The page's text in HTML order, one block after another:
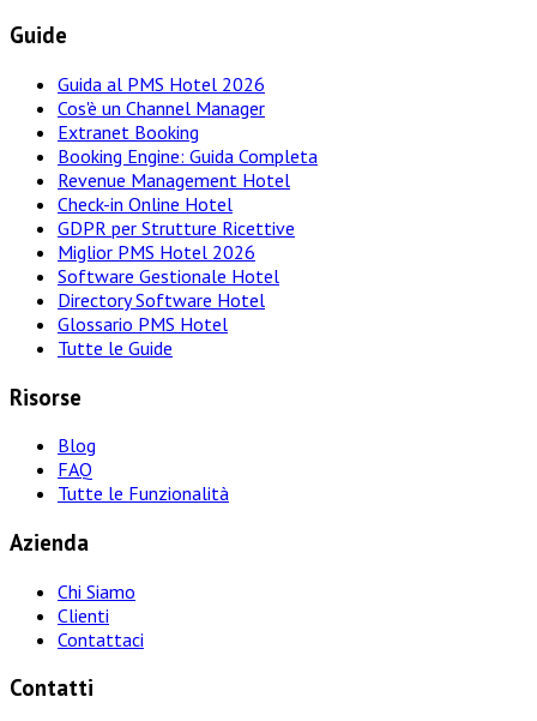
Guide
Guida al PMS Hotel 2026
Cos'è un Channel Manager
Extranet Booking
Booking Engine: Guida Completa
Revenue Management Hotel
Check-in Online Hotel
GDPR per Strutture Ricettive
Miglior PMS Hotel 2026
Software Gestionale Hotel
Directory Software Hotel
Glossario PMS Hotel
Tutte le Guide
Risorse
Blog
FAQ
Tutte le Funzionalità
Azienda
Chi Siamo
Clienti
Contattaci
Contatti